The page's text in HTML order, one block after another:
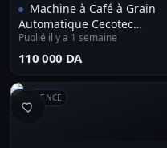
Machine à Café à Grain
Automatique Cecotec
(Écran Tactile & Broyeur
Intégré)
Publié il y a 1 semaine
⁦110 000 DA⁩
RÉFÉRENCE